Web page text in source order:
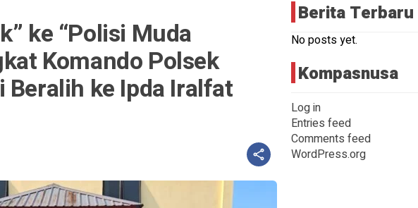
ke “Polisi Muda
Komando Polsek
Beralih ke Ipda Iralfat
Berita Terbaru
No posts yet.
Kompasnusa
Log in
Entries feed
Comments feed
WordPress.org